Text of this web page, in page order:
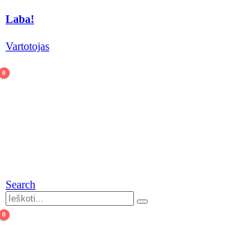
Laba!
Vartotojas
0
Search
0